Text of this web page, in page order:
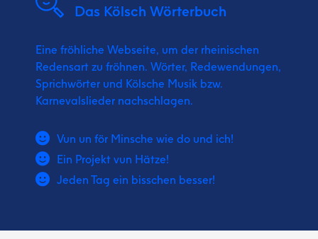
Das Kölsch Wörterbuch
Eine fröhliche Webseite, um der rheinischen
Redensart zu fröhnen. Wörter, Redewendungen,
Sprichwörter und Kölsche Musik bzw.
Karnevalslieder nachschlagen.
Vun un för Minsche wie do und ich!
Ein Projekt vun Hätze!
Jeden Tag ein bisschen besser!